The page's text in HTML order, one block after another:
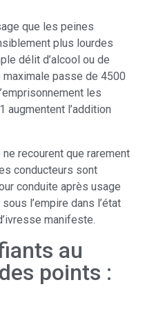
que les peines
plus lourdes
délit d’alcool ou de
maximale passe de 4500
les
augmentent l’addition
recourent que rarement
conducteurs sont
conduite après usage
l’empire dans l’état
manifeste.
au
points :